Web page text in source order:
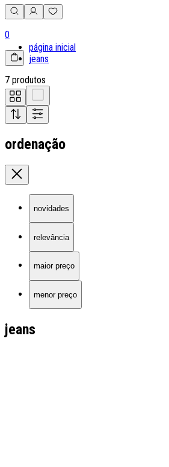
0
página inicial
jeans
7 produtos
ordenação
novidades
relevância
maior preço
menor preço
jeans